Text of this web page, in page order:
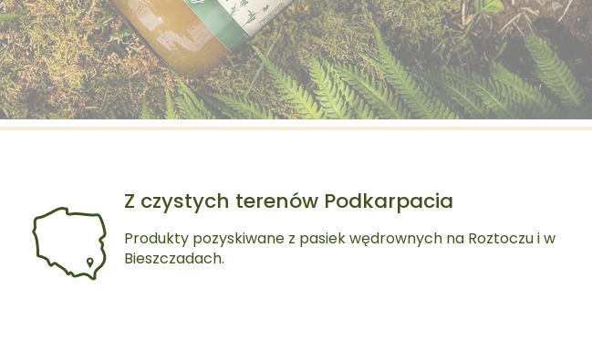
Z czystych terenów Podkarpacia
Produkty pozyskiwane z pasiek wędrownych na Roztoczu i w
Bieszczadach.